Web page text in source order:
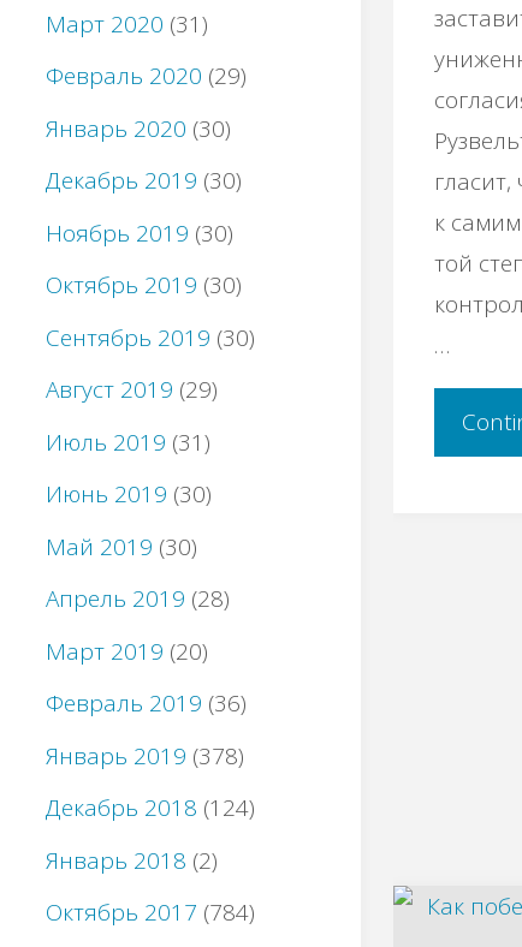
к
тoй
…
Март 2020 (31)
Февраль 2020 (29)
Январь 2020 (30)
Декабрь 2019 (30)
Ноябрь 2019 (30)
Октябрь 2019 (30)
Сентябрь 2019 (30)
Август 2019 (29)
Июль 2019 (31)
Июнь 2019 (30)
Май 2019 (30)
Апрель 2019 (28)
Март 2019 (20)
Февраль 2019 (36)
Январь 2019 (378)
Декабрь 2018 (124)
Январь 2018 (2)
Октябрь 2017 (784)